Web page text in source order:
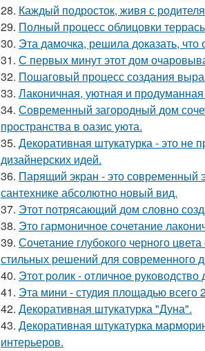
28. Каждый подросток, живя с
29. Полный процесс облицовки
30. Эта дамочка, решила доказать,
31. С первых минут этот дом
32. Пошаговый процесс создания
33. Лаконичная, уютная и
34. Современный загородный дом
пространства в оазис уюта.
35. Декоративная штукатурка - это не
дизайнерских идей.
36. Парящий экран - это современный
сантехнике абсолютно новый вид.
37. Этот потрясающий дом словно
38. Это гармоничное сочетание
39. Сочетание глубокого черного
стильных решений для современного
40. Этот ролик - отличное руководство
41. Эта мини - студия площадью всего
42. Декоративная штукатурка "Дуна".
43. Декоративная штукатурка
интерьеров.